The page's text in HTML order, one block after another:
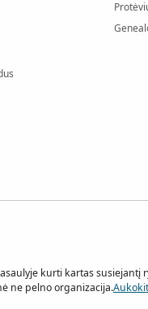
kurti kartas susiejantį
ne pelno organizacija.